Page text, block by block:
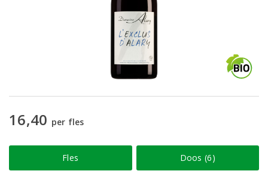
16,40 per fles
Fles Doos (6)